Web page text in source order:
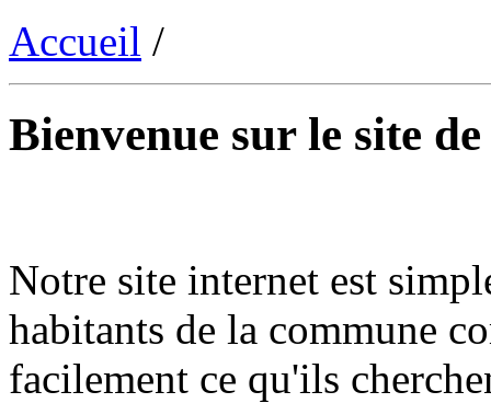
Accueil /
Bienvenue sur le site
Notre site internet est
habitants de la commune
facilement ce qu'ils